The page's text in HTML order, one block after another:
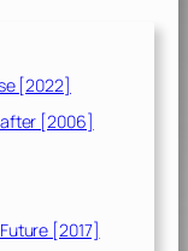
[2022]
[2006]
[2017]